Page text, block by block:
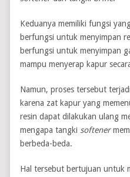
Keduanya memiliki fungsi
berfungsi untuk menyimpan
berfungsi untuk menyimpan
mampu menyerap kapur
Namun, proses tersebut
karena zat kapur yang
resin dapat dilakukan ulang
mengapa tangkisoftener
berbeda-beda.
Hal tersebut bertujuan untuk